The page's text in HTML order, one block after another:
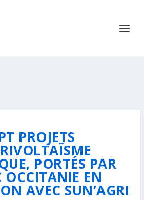
PROJETS
PORTÉS PAR
OCCITANIE EN
AVEC SUN’AGRI